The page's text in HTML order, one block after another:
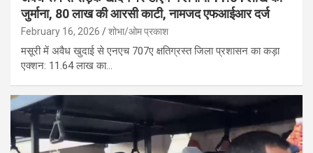
जुर्माना, 80 लाख की आरसी काटी, नामजद एफआईआर दर्ज
February 16, 2026 शोभा/ओम प्रकाश
मसूरी में अवैध खुदाई से एनएच 707ए क्षतिग्रस्त जिला प्रशासन का कड़ा
एक्शन: 11.64 लाख का…